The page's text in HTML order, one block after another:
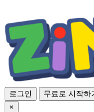
로그인
무료로 시작
×